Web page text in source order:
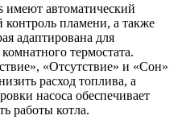
имеют автоматический
пламени, а также
адаптирована для
термостата.
«Отсутствие» и «Сон»
расход топлива, а
насоса обеспечивает
работы котла.